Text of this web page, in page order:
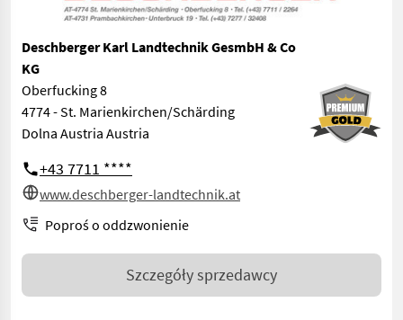
Deschberger Karl Landtechnik GesmbH & Co
KG
Oberfucking 8
4774 - St. Marienkirchen/Schärding
Dolna Austria Austria
+43 7711 ****
www.deschberger-landtechnik.at
Poproś o oddzwonienie
Szczegóły sprzedawcy